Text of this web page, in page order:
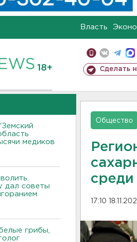
Власть
18+ Сделать
медиков
дал советы
грибы,
Общество
среди
17:10